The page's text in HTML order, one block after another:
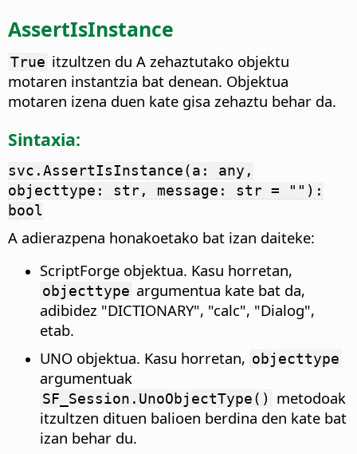
AssertIsInstance
True itzultzen du A zehaztutako objektu
motaren instantzia bat denean. Objektua
motaren izena duen kate gisa zehaztu behar da.
Sintaxia:
svc.AssertIsInstance(a: any,
objecttype: str, message: str = ""):
bool
A adierazpena honakoetako bat izan daiteke:
ScriptForge objektua. Kasu horretan,
objecttype argumentua kate bat da,
adibidez "DICTIONARY", "calc", "Dialog",
etab.
UNO objektua. Kasu horretan, objecttype
argumentuak
SF_Session.UnoObjectType()
metodoak
itzultzen dituen balioen berdina den kate bat
izan behar du.